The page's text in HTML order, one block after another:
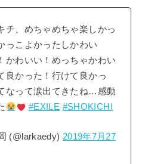
チ、めちゃめちゃ楽しかっ
っこよかったしかわい
かわいい！めっちゃかわい
良かった！行けて良かっ
なって涙出てきたね…感動
#EXILE #SHOKICHI
(@larkaedy) 2019年7月27